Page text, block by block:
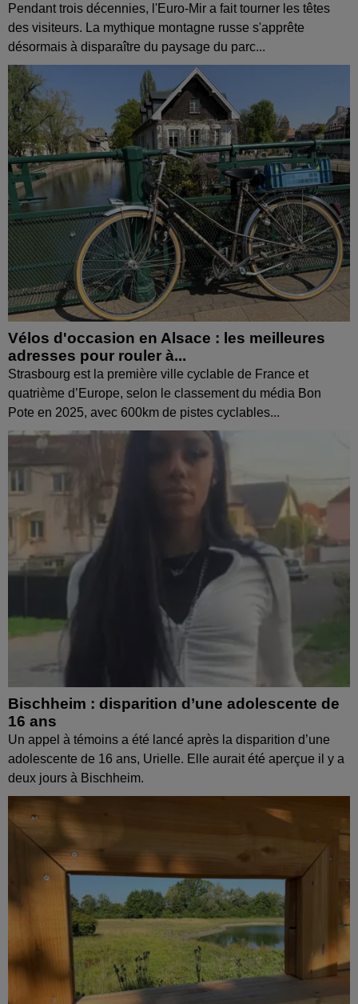
Pendant trois décennies, l'Euro-Mir a fait tourner les têtes
des visiteurs. La mythique montagne russe s'apprête
désormais à disparaître du paysage du parc...
Vélos d'occasion en Alsace : les meilleures
adresses pour rouler à...
Strasbourg est la première ville cyclable de France et
quatrième d’Europe, selon le classement du média Bon
Pote en 2025, avec 600km de pistes cyclables...
Bischheim : disparition d’une adolescente de
16 ans
Un appel à témoins a été lancé après la disparition d’une
adolescente de 16 ans, Urielle. Elle aurait été aperçue il y a
deux jours à Bischheim.